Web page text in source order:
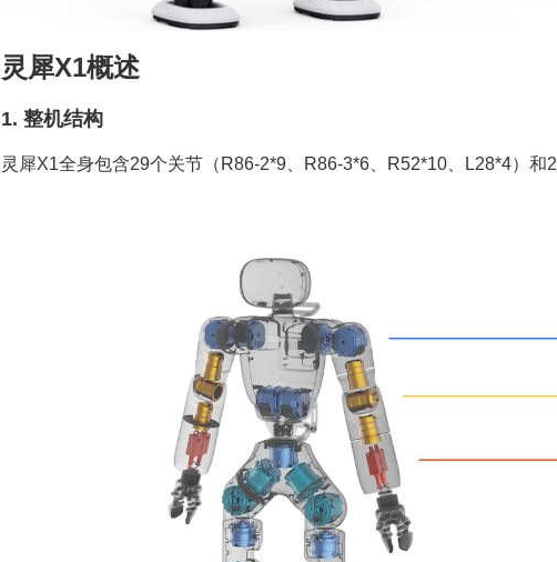
灵犀X1概述
1. 整机结构
灵犀X1全身包含29个关节（R86-2*9、R86-3*6、R52*10、L28*4）和